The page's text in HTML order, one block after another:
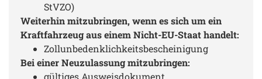
StVZO)
Weiterhin mitzubringen, wenn es sich um ein
Kraftfahrzeug aus einem Nicht-EU-Staat handelt:
Zollunbedenklichkeitsbescheinigung
Bei einer Neuzulassung mitzubringen:
gültiges Ausweisdokument